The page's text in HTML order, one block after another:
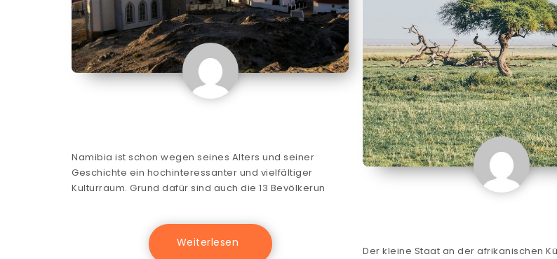
Namibia ist schon wegen seines Alters und seiner
Geschichte ein hochinteressanter und vielfältiger
Kulturraum. Grund dafür sind auch die 13 Bevölkerun
Der kleine Staat an der afrikanischen